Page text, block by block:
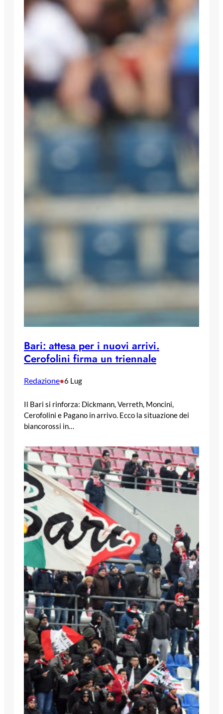
Bari: attesa per i nuovi arrivi.
Cerofolini firma un triennale
Redazione•6 Lug
Il Bari si rinforza: Dickmann, Verreth, Moncini,
Cerofolini e Pagano in arrivo. Ecco la situazione dei
biancorossi in…